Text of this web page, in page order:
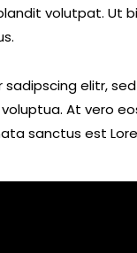
volutpat. Ut
elitr,
At vero
sanctus est